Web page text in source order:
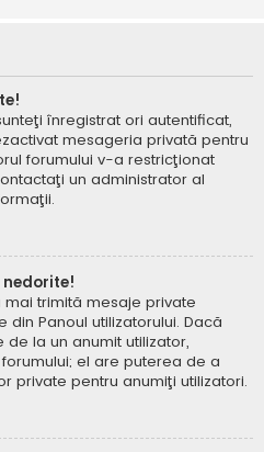
înregistrat ori autentificat,
mesageria privată pentru
forumului v-a restricţionat
un administrator al
trimită mesaje private
Panoul utilizatorului. Dacă
la un anumit utilizator,
el are puterea de a
private pentru anumiţi utilizatori.